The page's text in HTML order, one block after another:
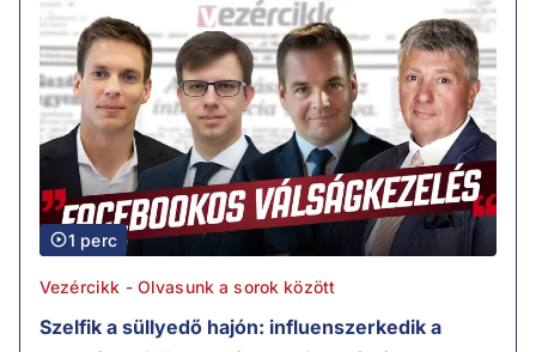
1 perc
Vezércikk - Olvasunk a sorok között
Szelfik a süllyedő hajón: influenszerkedik a